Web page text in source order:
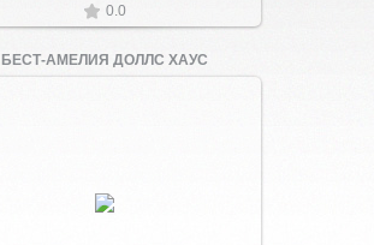
0.0
БЕСТ-АМЕЛИЯ ДОЛЛС ХАУС
Увеличить